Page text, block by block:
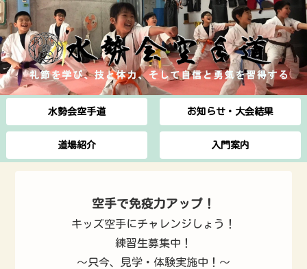
水勢会空手道 お知らせ・大会結果
道場紹介 入門案内
空手で免疫力アップ！
キッズ空手にチャレンジしょう！
練習生募集中！
〜只今、見学・体験実施中！〜